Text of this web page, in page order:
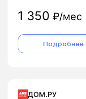
1 350 ₽/мес
Подробнее
ДОМ.РУ